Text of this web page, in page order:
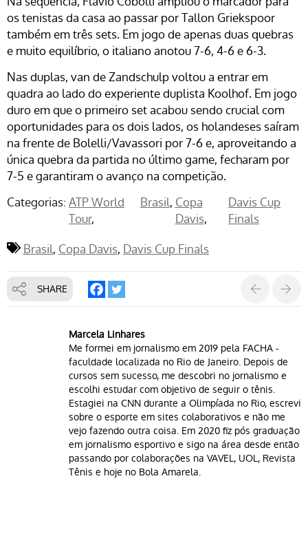
os tenistas da casa ao passar por Tallon Griekspoor
também em três sets. Em jogo de apenas duas quebras
e muito equilíbrio, o italiano anotou 7-6, 4-6 e 6-3.
Nas duplas, van de Zandschulp voltou a entrar em
quadra ao lado do experiente duplista Koolhof. Em jogo
duro em que o primeiro set acabou sendo crucial com
oportunidades para os dois lados, os holandeses saíram
na frente de Bolelli/Vavassori por 7-6 e, aproveitando a
única quebra da partida no último game, fecharam por
7-5 e garantiram o avanço na competição.
Categorias: ATP World
Tour
Brasil Copa
Davis
Davis Cup
Finals
Brasil Copa Davis Davis Cup Finals
SHARE
Marcela Linhares
Me formei em jornalismo em 2019 pela FACHA -
faculdade localizada no Rio de Janeiro. Depois de
cursos sem sucesso, me descobri no jornalismo e
escolhi estudar com objetivo de seguir o tênis.
Estagiei na CNN durante a Olimpíada no Rio, escrevi
sobre o esporte em sites colaborativos e não me
vejo fazendo outra coisa. Em 2020 fiz pós graduação
em jornalismo esportivo e sigo na área desde então
passando por colaborações na VAVEL, UOL, Revista
Tênis e hoje no Bola Amarela.